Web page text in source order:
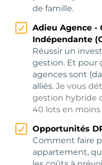
de famille.
Adieu Agence -
Indépendante
Réussir un
gestion. Et pour
agences sont
alliés. Je vous
gestion hybride
40 lots en moins
Opportunités
Comment faire
appartement,